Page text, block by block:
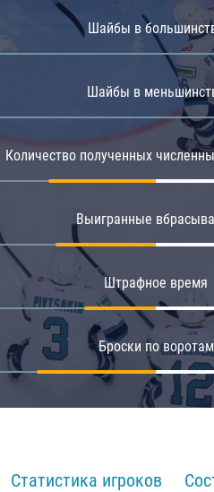
Шайбы в
Шайбы в
Количество полученных
Выигранные
Штрафное время
Броски по воротам
Статистика игроков